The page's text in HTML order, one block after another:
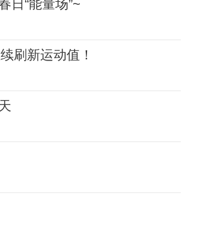
日“能量场”~
刷新运动值！